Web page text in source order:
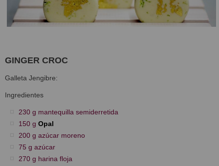
GINGER CROC
Galleta Jengibre:
Ingredientes
230 g mantequilla semiderretida
150 g Opal
200 g azúcar moreno
75 g azúcar
270 g harina floja